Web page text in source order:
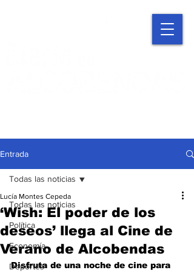
Entrada
Todas las noticias
Política
Economía
Deportes
Todas las noticias
‘Wish: El poder de los
deseos’ llega al Cine de
Verano de Alcobendas
Lucía Montes Cepeda
Disfruta de una noche de cine para